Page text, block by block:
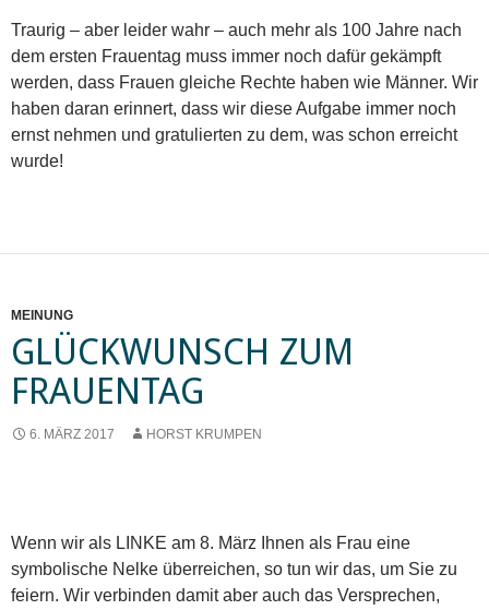
Traurig – aber leider wahr – auch mehr als 100 Jahre nach
dem ersten Frauentag muss immer noch dafür gekämpft
werden, dass Frauen gleiche Rechte haben wie Männer. Wir
haben daran erinnert, dass wir diese Aufgabe immer noch
ernst nehmen und gratulierten zu dem, was schon erreicht
wurde!
MEINUNG
GLÜCKWUNSCH ZUM
FRAUENTAG
6. MÄRZ 2017 HORST KRUMPEN
Wenn wir als LINKE am 8. März Ihnen als Frau eine
symbolische Nelke überreichen, so tun wir das, um Sie zu
feiern. Wir verbinden damit aber auch das Versprechen,